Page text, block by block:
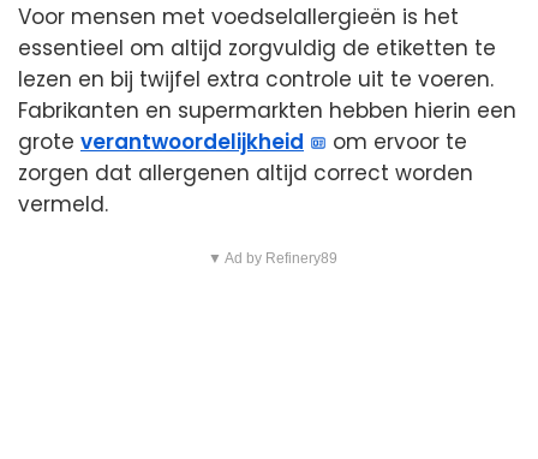
Voor mensen met voedselallergieën is het
essentieel om altijd zorgvuldig de etiketten te
lezen en bij twijfel extra controle uit te voeren.
Fabrikanten en supermarkten hebben hierin een
grote verantwoordelijkheid
om ervoor te
zorgen dat allergenen altijd correct worden
vermeld.
▼ Ad by Refinery89